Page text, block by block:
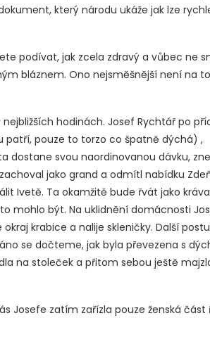
který národu ukáže jak lze
podívat, jak zcela zdravý a vůbec ne
bláznem. Ono nejsměšnější není na
hodinách. Josef Rychtář po
patří, pouze to torzo co špatně dýchá) ,
svou naordinovanou dávku,
jako grand a odmítl nabídku
Ivetě. Ta okamžitě bude řvát jako
mohlo být. Na uklidnění domácnosti
krabice a nalije skleničky. Další
se dočteme, jak byla převezena s
na stoleček a přitom sebou ještě
Josefe zatím zařízla pouze ženská část